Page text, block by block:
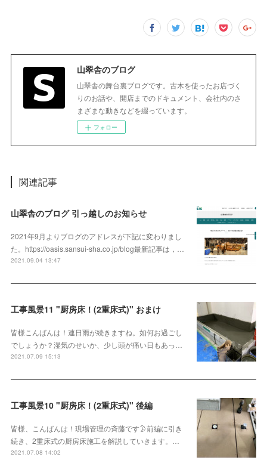
山翠舎のブログ
山翠舎の舞台裏ブログです。古木を使ったお店づく
りのお話や、開店までのドキュメント、会社内のさ
まざまな動きなどを綴っています。
フォロー
関連記事
山翠舎のブログ 引っ越しのお知らせ
2021年9月よりブログのアドレスが下記に変わりまし
た。https://oasis.sansui-sha.co.jp/blog最新記事は，…
2021.09.04 13:47
工事風景11 "厨房床！(2重床式)" おまけ
皆様こんばんは！連日雨が続きますね。如何お過ごし
でしょうか？湿気のせいか、少し頭が痛い日もあっ…
2021.07.09 15:13
工事風景10 "厨房床！(2重床式)" 後編
皆様、こんばんは！現場管理の斉藤です🌛前編に引き
続き、2重床式の厨房床施工を解説していきます。…
2021.07.08 14:02